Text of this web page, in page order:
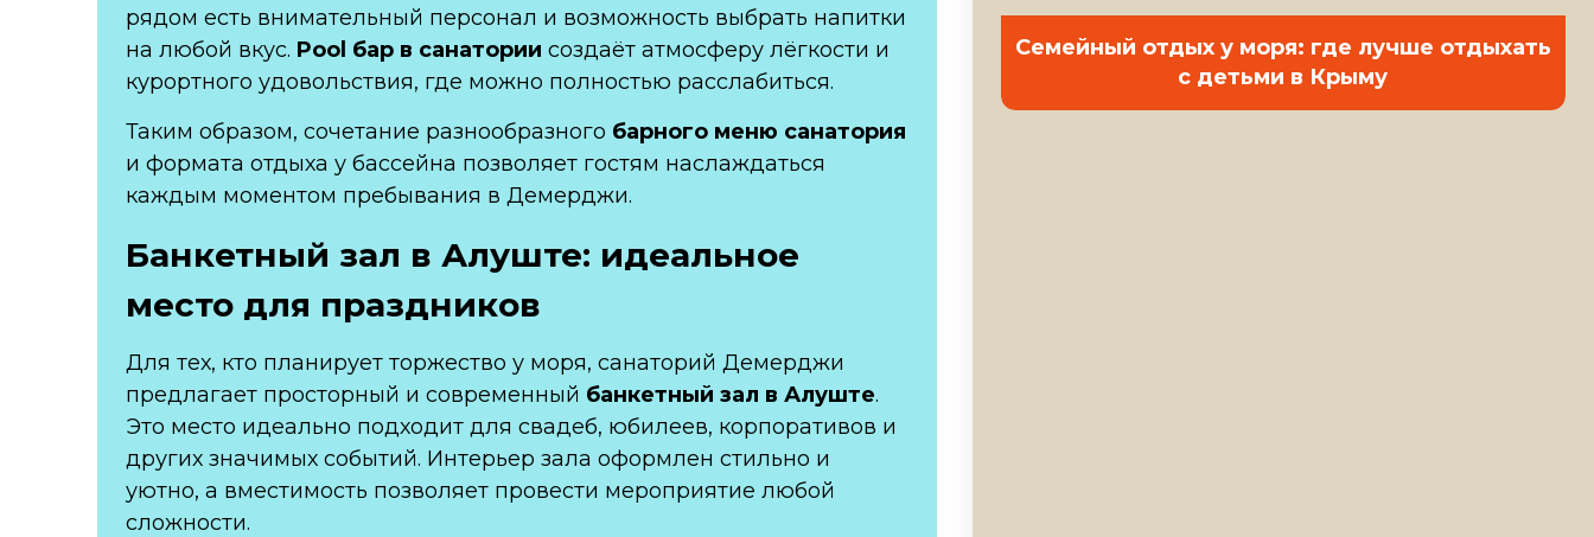
рядом есть внимательный персонал и возможность выбрать напитки
на любой вкус. Pool бар в санатории создаёт атмосферу лёгкости и
курортного удовольствия, где можно полностью расслабиться.
Таким образом, сочетание разнообразного барного меню санатория
и формата отдыха у бассейна позволяет гостям наслаждаться
каждым моментом пребывания в Демерджи.
Банкетный зал в Алуште: идеальное
место для праздников
Для тех, кто планирует торжество у моря, санаторий Демерджи
предлагает просторный и современный банкетный зал в Алуште.
Это место идеально подходит для свадеб, юбилеев, корпоративов и
других значимых событий. Интерьер зала оформлен стильно и
уютно, а вместимость позволяет провести мероприятие любой
сложности.
Семейный отдых у моря: где лучше отдыхать
с детьми в Крыму